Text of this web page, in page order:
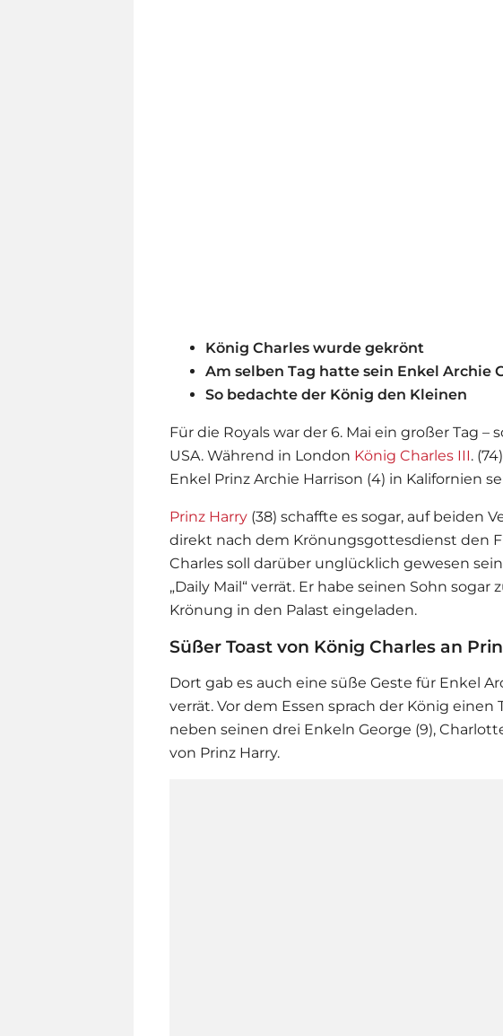
König Charles wurde gekrönt
Am selben Tag hatte sein Enkel Archie
So bedachte der König den Kleinen
Für die Royals war der 6. Mai ein großer Tag
USA. Während in London König Charles III. (74)
Enkel Prinz Archie Harrison (4) in Kalifornien
Prinz Harry (38) schaffte es sogar, auf beiden
direkt nach dem Krönungsgottesdienst den
Charles soll darüber unglücklich gewesen
„Daily Mail“ verrät. Er habe seinen Sohn
Krönung in den Palast eingeladen.
Süßer Toast von König Charles an
Dort gab es auch eine süße Geste für Enkel
verrät. Vor dem Essen sprach der König einen
neben seinen drei Enkeln George (9),
von Prinz Harry.